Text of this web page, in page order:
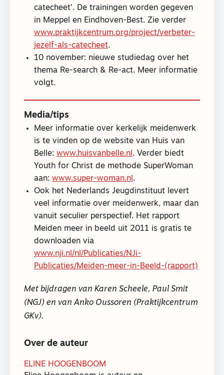
catecheet’. De trainingen worden gegeven
in Meppel en Eindhoven-Best. Zie verder
www.praktijkcentrum.org/project/verbeter-
jezelf-als-catecheet.
10 november: nieuwe studiedag over het
thema Re-search & Re-act. Meer informatie
volgt.
Media/tips
Meer informatie over kerkelijk meidenwerk
is te vinden op de website van Huis van
Belle: www.huisvanbelle.nl . Verder biedt
Youth for Christ de methode SuperWoman
aan: www.super-woman.nl .
Ook het Nederlands Jeugdinstituut levert
veel informatie over meidenwerk, maar dan
vanuit seculier perspectief. Het rapport
Meiden meer in beeld uit 2011 is gratis te
downloaden via
www.nji.nl/nl/Publicaties/NJi-
Publicaties/Meiden-meer-in-Beeld-(rapport)
Met bijdragen van Karen Scheele, Paul Smit
(NGJ) en van Anko Oussoren (Praktijkcentrum
GKv).
Over de auteur
ELINE HOOGENBOOM